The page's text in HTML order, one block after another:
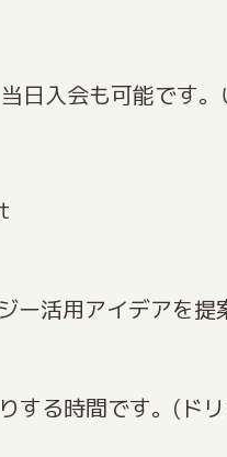
日入会も可能です
活用アイデアを提
する時間です。(ド